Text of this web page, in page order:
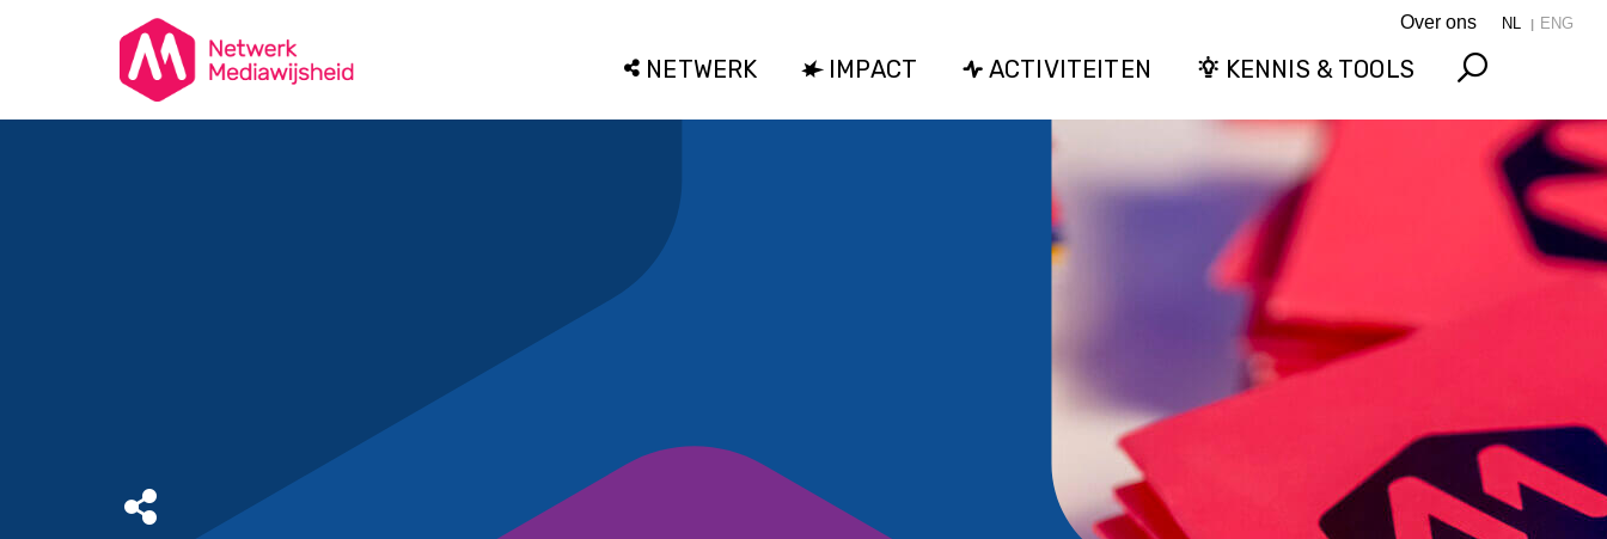
Over ons NL ENG
NETWERK IMPACT ACTIVITEITEN KENNIS & TOOLS